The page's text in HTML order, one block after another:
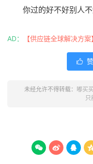
你过的好不好别人
AD： 【供应链全球解决方案

未经允许不得转载： 嘟买
只
  